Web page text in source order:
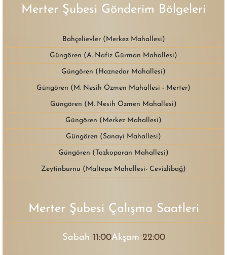
Merter Şubesi Gönderim Bölgeleri
Bahçelievler (Merkez Mahallesi)
Güngören (A. Nafiz Gürman Mahallesi)
Güngören (Haznedar Mahallesi)
Güngören (M. Nesih Özmen Mahallesi - Merter)
Güngören (M. Nesih Özmen Mahallesi)
Güngören (Merkez Mahallesi)
Güngören (Sanayi Mahallesi)
Güngören (Tozkoparan Mahallesi)
Zeytinburnu (Maltepe Mahallesi- Cevizlibağ)
Merter Şubesi Çalışma Saatleri
Sabah 11:00Akşam 22:00